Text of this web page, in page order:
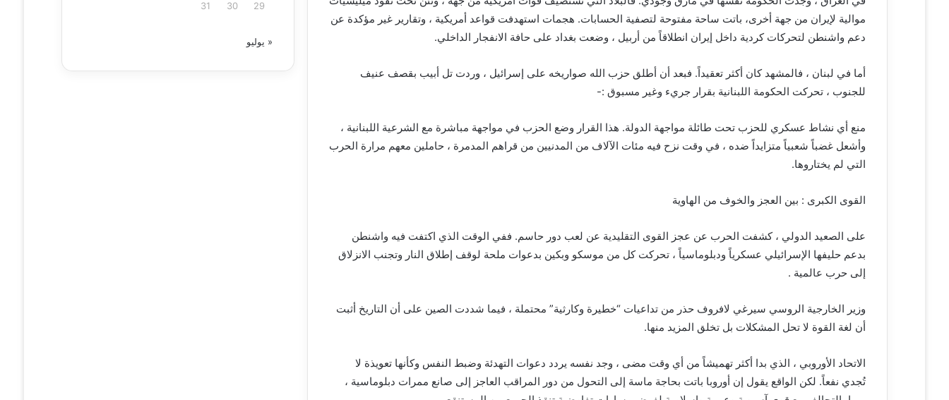
موالية لإيران من جهة أخرى، باتت ساحة مفتوحة لتصفية الحسابات. هجمات استهدفت قواعد أمريكية ، وتقارير غير مؤكدة عن
دعم واشنطن لتحركات كردية داخل إيران انطلاقاً من أربيل ، وضعت بغداد على حافة الانفجار الداخلي.
أما في لبنان ، فالمشهد كان أكثر تعقيداً. فبعد أن أطلق حزب الله صواريخه على إسرائيل ، وردت تل أبيب بقصف عنيف
للجنوب ، تحركت الحكومة اللبنانية بقرار جريء وغير مسبوق :-
منع أي نشاط عسكري للحزب تحت طائلة مواجهة الدولة. هذا القرار وضع الحزب في مواجهة مباشرة مع الشرعية اللبنانية ،
وأشعل غضباً شعبياً متزايداً ضده ، في وقت نزح فيه مئات الآلاف من المدنيين من قراهم المدمرة ، حاملين معهم مرارة الحرب
التي لم يختاروها.
القوى الكبرى : بين العجز والخوف من الهاوية
على الصعيد الدولي ، كشفت الحرب عن عجز القوى التقليدية عن لعب دور حاسم. ففي الوقت الذي اكتفت فيه واشنطن
بدعم حليفها الإسرائيلي عسكرياً ودبلوماسياً ، تحركت كل من موسكو وبكين بدعوات ملحة لوقف إطلاق النار وتجنب الانزلاق
إلى حرب عالمية .
وزير الخارجية الروسي سيرغي لافروف حذر من تداعيات “خطيرة وكارثية” محتملة ، فيما شددت الصين على أن التاريخ أثبت
أن لغة القوة لا تحل المشكلات بل تخلق المزيد منها.
الاتحاد الأوروبي ، الذي بدا أكثر تهميشاً من أي وقت مضى ، وجد نفسه يردد دعوات التهدئة وضبط النفس وكأنها تعويذة لا
تُجدي نفعاً. لكن الواقع يقول إن أوروبا باتت بحاجة ماسة إلى التحول من دور المراقب العاجز إلى صانع ممرات دبلوماسية ،
29
30
31
« يوليو